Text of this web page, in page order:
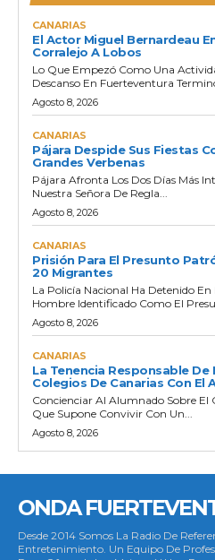
CANARIAS
El Actor Miguel Bernardeau
Corralejo A Lobos
Lo Que Empezó Como Una
Descanso En Fuerteventura
Agosto 8, 2026
CANARIAS
Pájara Despide Sus Fiestas
Grandes Verbenas
Pájara Afronta Los Dos Días Más
Nuestra Señora De Regla...
Agosto 8, 2026
CANARIAS
Prisión Para El Presunto
20 Migrantes
La Policía Nacional Ha Detenido
Hombre Identificado Como El
Agosto 8, 2026
CANARIAS
La Tenencia Responsable
Colegios De Canarias Con El
Concienciar Al Alumnado Sobre El
Que Supone Convivir Con Un...
Agosto 8, 2026
ONDA
Desde 2014 Somos La Radio De
Entretenimiento. Un Equipo De